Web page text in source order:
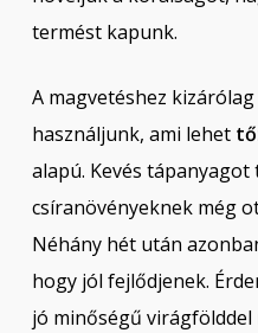
termést kapunk.
A magvetéshez kizárólag
használjunk, ami lehet
alapú. Kevés tápanyagot
csíranövényeknek még
Néhány hét után
hogy jól fejlődjenek.
jó minőségű